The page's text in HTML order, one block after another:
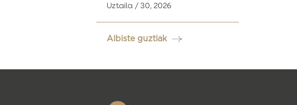
Uztaila / 30, 2026
Albiste guztiak